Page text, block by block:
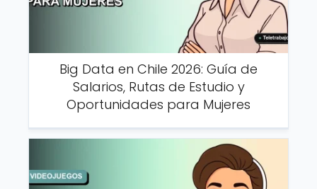
Big Data en Chile 2026: Guía de
Salarios, Rutas de Estudio y
Oportunidades para Mujeres